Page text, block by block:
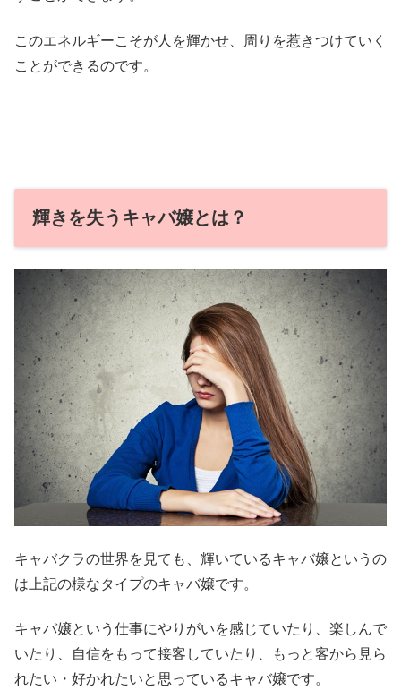
このエネルギーこそが人を輝かせ、周りを惹きつけていく
ことができるのです。
輝きを失うキャバ嬢とは？
キャバクラの世界を見ても、輝いているキャバ嬢というの
は上記の様なタイプのキャバ嬢です。
キャバ嬢という仕事にやりがいを感じていたり、楽しんで
いたり、自信をもって接客していたり、もっと客から見ら
れたい・好かれたいと思っているキャバ嬢です。